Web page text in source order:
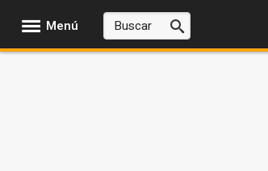
Menú